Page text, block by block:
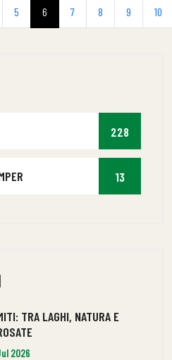
5 6 7 8 9 10
228
13
TRA LAGHI, NATURA E
2026